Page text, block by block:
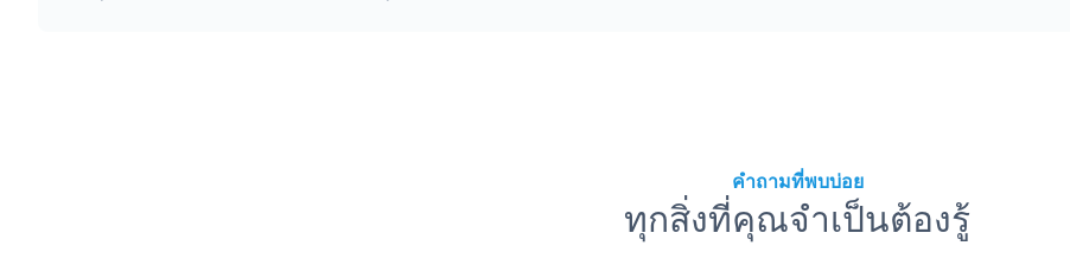
คำถามที่พบบ่อย
ทุกสิ่งที่คุณจำเป็นต้องรู้